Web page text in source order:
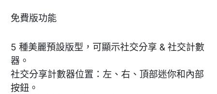
免費版功能
5 種美麗預設版型，可顯示社交分享 & 社交計數
器。
社交分享計數器位置：左、右、頂部迷你和內部
按鈕。